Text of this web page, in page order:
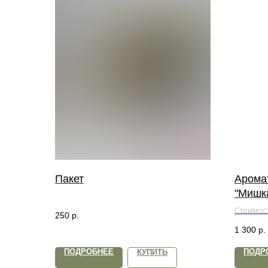
Пакет
250 р.
ПОДРОБНЕЕ КУПИТЬ
Каждый
Аромат
1 300 р.